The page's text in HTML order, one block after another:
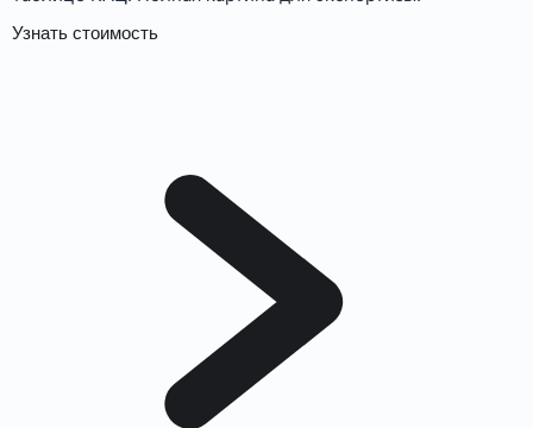
Узнать стоимость